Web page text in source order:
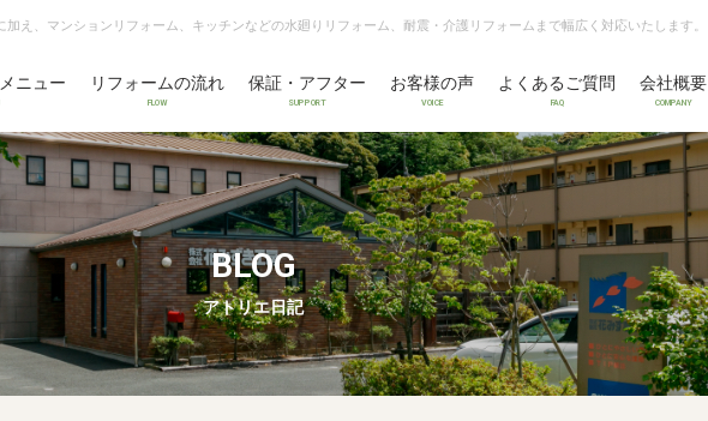
え、マンションリフォーム、キッチンなどの水廻りリフォーム、耐震・介護リフォームまで幅広く対応いたします。
ニュー リフォームの流れ
FLOW
保証・アフター
SUPPORT
お客様の声
VOICE
よくあるご質問
FAQ
会社概要
COMPANY
BLOG
アトリエ日記